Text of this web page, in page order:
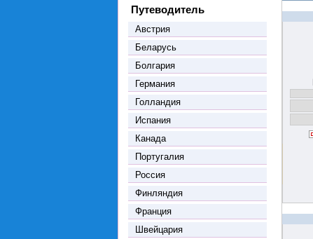
Путеводитель
Австрия
Беларусь
Болгария
Германия
Голландия
Испания
Канада
Португалия
Россия
Финляндия
Франция
Швейцария